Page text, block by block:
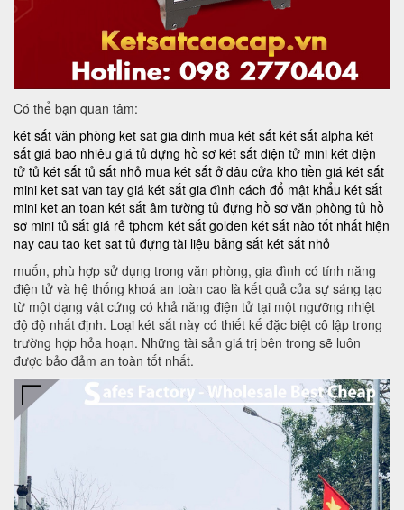
Có thể bạn quan tâm:
két sắt văn phòng ket sat gia dinh mua két sắt két sắt alpha két
sắt giá bao nhiêu giá tủ đựng hồ sơ két sắt điện tử mini két điện
tử tủ két sắt tủ sắt nhỏ mua két sắt ở đâu cửa kho tiền giá két sắt
mini ket sat van tay giá két sắt gia đình cách đổ mật khẩu két sắt
mini ket an toan két sắt âm tường tủ đựng hồ sơ văn phòng tủ hồ
sơ mini tủ sắt giá rẻ tphcm két sắt golden két sắt nào tốt nhất hiện
nay cau tao ket sat tủ đựng tài liệu bằng sắt két sắt nhỏ
muốn, phù hợp sử dụng trong văn phòng, gia đình có tính năng
điện tử và hệ thống khoá an toàn cao là kết quả của sự sáng tạo
từ một dạng vật cứng có khả năng điện tử tại một ngưỡng nhiệt
độ độ nhất định. Loại két sắt này có thiết kế đặc biệt cô lập trong
trường hợp hỏa hoạn. Những tài sản giá trị bên trong sẽ luôn
được bảo đảm an toàn tốt nhất.